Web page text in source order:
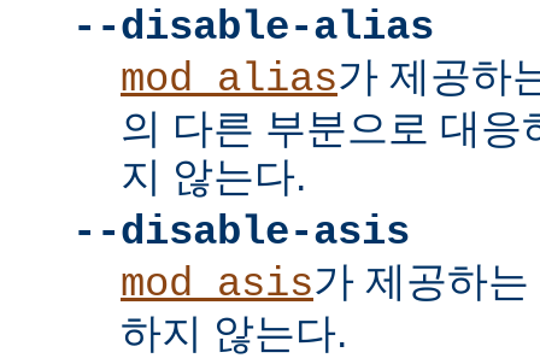
--disable-alias
mod_alias가 제공하
의 다른 부분으로 대응
지 않는다.
--disable-asis
mod_asis가 제공하
하지 않는다.